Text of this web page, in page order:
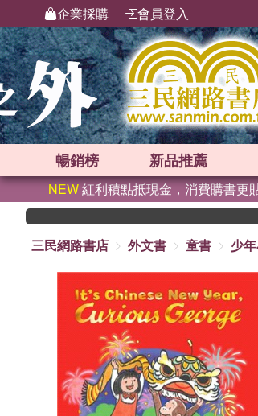
企業採購 會員登入
暢銷榜 新品推薦
NEW紅利積點抵現金，消費購書更
三民網路書店
外文書 童書 少